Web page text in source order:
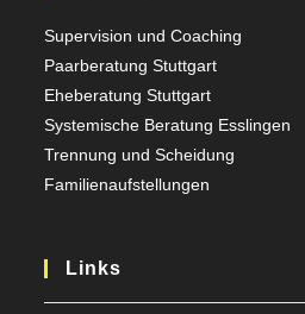
Supervision und Coaching
Paarberatung Stuttgart
Eheberatung Stuttgart
Systemische Beratung Esslingen
Trennung und Scheidung
Familienaufstellungen
Links